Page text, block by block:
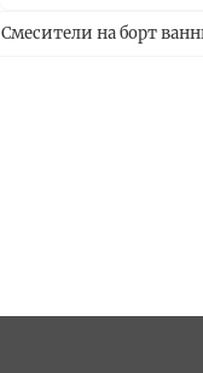
Смесители на борт